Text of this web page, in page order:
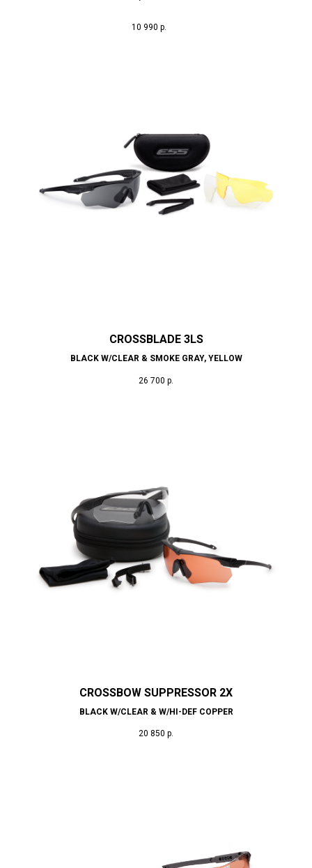
10 990 р.
CROSSBLADE 3LS
BLACK W/CLEAR & SMOKE GRAY, YELLOW
26 700 р.
CROSSBOW SUPPRESSOR 2X
BLACK W/CLEAR & W/HI-DEF COPPER
20 850 р.